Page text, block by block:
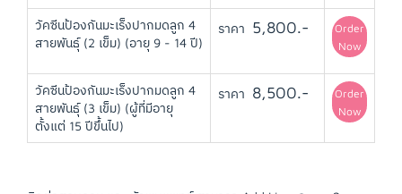
วัคซีนป้องกันมะเร็งปากมดลูก 4
สายพันธุ์ (2 เข็ม) (อายุ 9 - 14 ปี)
ราคา 5,800.-
Order
Now
วัคซีนป้องกันมะเร็งปากมดลูก 4
สายพันธุ์ (3 เข็ม) (ผู้ที่มีอายุ
ตั้งแต่ 15 ปีขึ้นไป)
ราคา 8,500.-
Order
Now